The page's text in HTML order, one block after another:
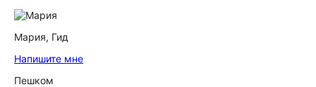
Мария, Гид
Напишите мне
Пешком